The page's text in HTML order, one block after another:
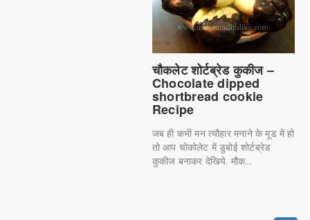
चौकलेट शोर्टब्रेड कुकीज –
Chocolate dipped
shortbread cookie
Recipe
जब ही कभी मन त्यौहार मनाने के मूड में हो
तो आप चोकोलेट में डुबोई शोर्टब्रेड
कुकीज बनाकर देखिये. मौक...